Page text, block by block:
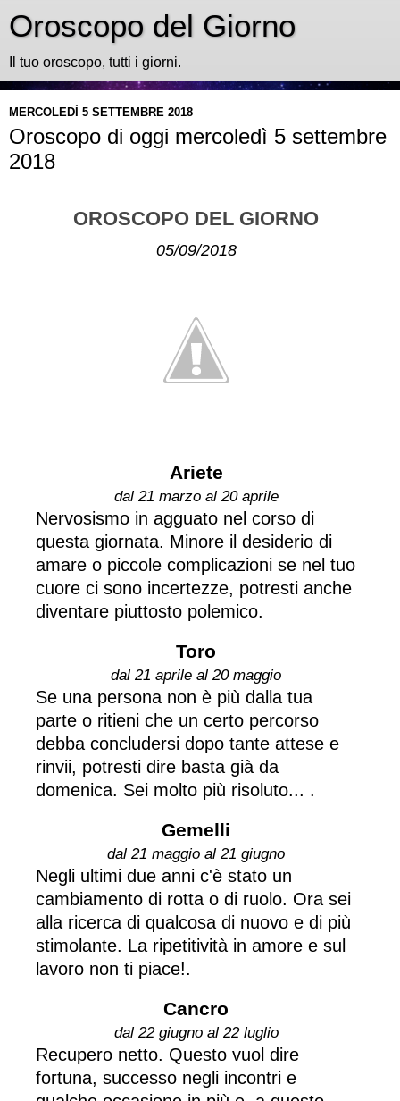
Oroscopo del Giorno
Il tuo oroscopo, tutti i giorni.
MERCOLEDÌ 5 SETTEMBRE 2018
Oroscopo di oggi mercoledì 5 settembre
2018
OROSCOPO DEL GIORNO
05/09/2018
Ariete
dal 21 marzo al 20 aprile
Nervosismo in agguato nel corso di
questa giornata. Minore il desiderio di
amare o piccole complicazioni se nel tuo
cuore ci sono incertezze, potresti anche
diventare piuttosto polemico.
Toro
dal 21 aprile al 20 maggio
Se una persona non è più dalla tua
parte o ritieni che un certo percorso
debba concludersi dopo tante attese e
rinvii, potresti dire basta già da
domenica. Sei molto più risoluto... .
Gemelli
dal 21 maggio al 21 giugno
Negli ultimi due anni c'è stato un
cambiamento di rotta o di ruolo. Ora sei
alla ricerca di qualcosa di nuovo e di più
stimolante. La ripetitività in amore e sul
lavoro non ti piace!.
Cancro
dal 22 giugno al 22 luglio
Recupero netto. Questo vuol dire
fortuna, successo negli incontri e